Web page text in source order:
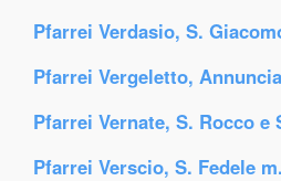
Pfarrei Verdasio, S.
Pfarrei Vergeletto,
Pfarrei Vernate, S. Rocco e
Pfarrei Verscio, S. Fedele m.